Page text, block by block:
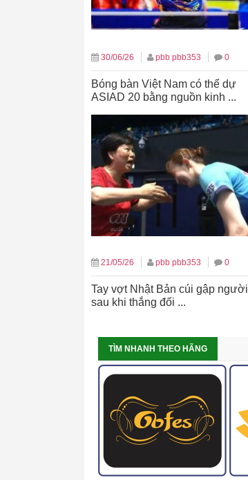
30/06/26 pbb pbb353 0
Bóng bàn Việt Nam có thể dự
ASIAD 20 bằng nguồn kinh ...
21/05/26 pbb pbb353 0
Tay vợt Nhật Bản cúi gập người
sau khi thắng đối ...
TÌM NHANH THEO HÃNG